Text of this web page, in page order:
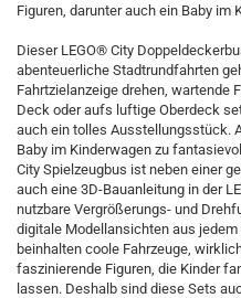
Figuren, darunter auch ein Baby im
Dieser LEGO® City
abenteuerliche Stadtrundfahrten
Fahrtzielanzeige drehen, wartende
Deck oder aufs luftige Oberdeck
auch ein tolles Ausstellungsstück.
Baby im Kinderwagen zu
City Spielzeugbus ist neben einer
auch eine 3D-Bauanleitung in der
nutzbare Vergrößerungs- und
digitale Modellansichten aus jedem
beinhalten coole Fahrzeuge,
faszinierende Figuren, die Kinder
lassen. Deshalb sind diese Sets